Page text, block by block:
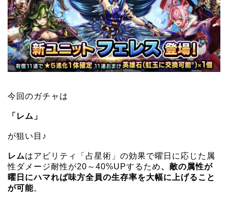
今回のガチャは
「レム」
が狙い目♪
レムはアビリティ「占星術」の効果で曜日に応じた属
性ダメージ耐性が20～40%UPするため、敵の属性が
曜日にハマれば味方全員の生存率を大幅に上げること
が可能。